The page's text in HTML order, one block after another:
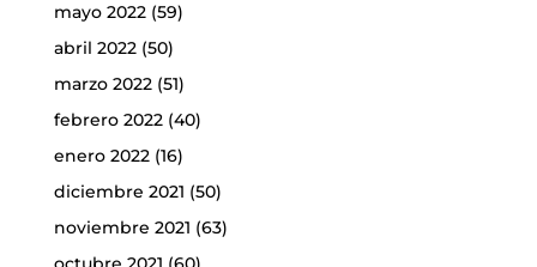
mayo 2022(59)
abril 2022(50)
marzo 2022(51)
febrero 2022(40)
enero 2022(16)
diciembre 2021 (50)
noviembre 2021 (63)